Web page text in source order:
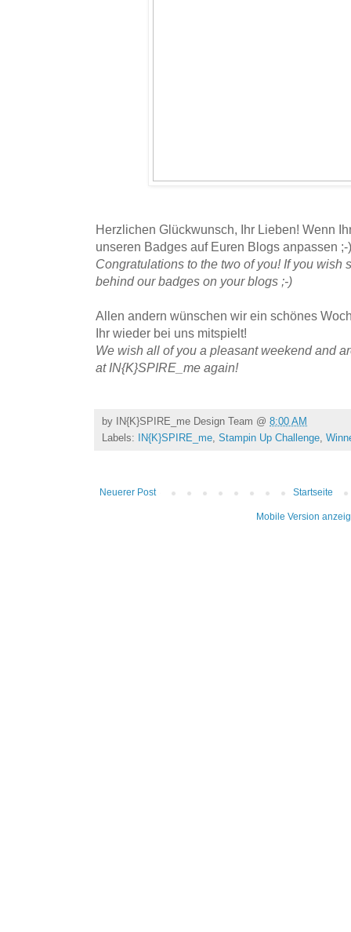
Herzlichen Glückwunsch, Ihr Lieben! Wenn
unseren Badges auf Euren Blogs anpassen ;-)
Congratulations to the two of you! If you wish
behind our badges on your blogs ;-)
Allen andern wünschen wir ein schönes
Ihr wieder bei uns mitspielt!
We wish all of you a pleasant weekend and
at IN{K}SPIRE_me again!
by IN{K}SPIRE_me Design Team @ 8:00 AM
Labels:
IN{K}SPIRE_me, Stampin Up Challenge,
Neuerer Post Startseite
Mobile Version